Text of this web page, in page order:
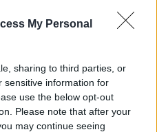
My Personal
sharing to third parties, or
sensitive information for
use the below opt-out
Please note that after your
may continue seeing
rodzin, ojców, kobiet
robotników czy
Nowego Świata.